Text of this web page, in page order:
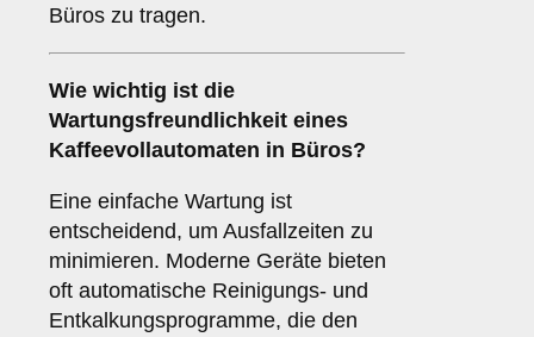
Büros zu tragen.
Wie wichtig ist die
Wartungsfreundlichkeit eines
Kaffeevollautomaten in Büros?
Eine einfache Wartung ist
entscheidend, um Ausfallzeiten zu
minimieren. Moderne Geräte bieten
oft automatische Reinigungs- und
Entkalkungsprogramme, die den